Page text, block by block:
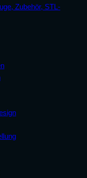
Zubehör, STL-